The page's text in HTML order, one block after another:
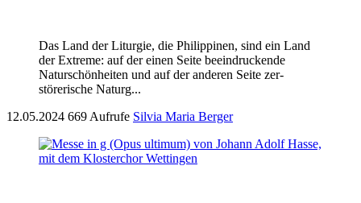
Das Land der Liturgie, die Philip­pinen, sind ein Land
der Extreme: auf der einen Seite beein­druck­ende
Naturschön­heit­en und auf der anderen Seite zer­
störerische Naturg...
12.05.2024 669 Aufrufe Silvia Maria Berger